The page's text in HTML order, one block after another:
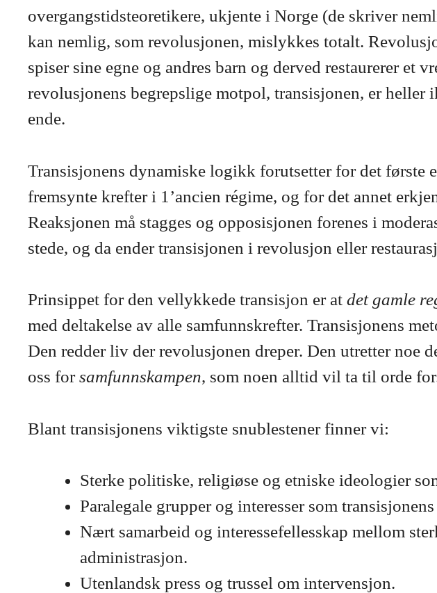
overgangstidsteoretikere, ukjente i Norge (de skriver
kan nemlig, som revolusjonen, mislykkes totalt.
spiser sine egne og andres barn og derved restaurerer et
revolusjonens begrepslige motpol, transisjonen, er heller
ende.
Transisjonens dynamiske logikk forutsetter for det første
fremsynte krefter i 1’ancien régime, og for det annet
Reaksjonen må stagges og opposisjonen forenes i
stede, og da ender transisjonen i revolusjon eller
Prinsippet for den vellykkede transisjon er at det gamle
med deltakelse av alle samfunnskrefter. Transisjonens
Den redder liv der revolusjonen dreper. Den utretter noe
oss forsamfunnskampen, som noen alltid vil ta til orde
Blant transisjonens viktigste snublestener finner vi:
Sterke politiske, religiøse og etniske ideologier
Paralegale grupper og interesser som
Nært samarbeid og interessefellesskap mellom
administrasjon.
Utenlandsk press og trussel om intervensjon.